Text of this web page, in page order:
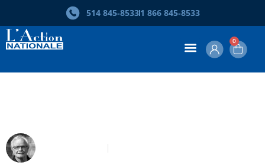
514 845‑85331 866 845‑8533
0